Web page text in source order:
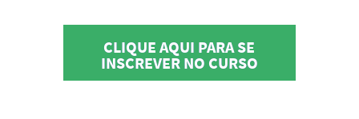
CLIQUE AQUI PARA SE
INSCREVER NO CURSO